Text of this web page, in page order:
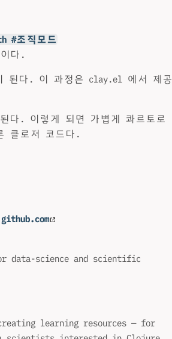
#조직모드
다.
된다. 이 과정은 clay.el 에서 제공
다. 이렇게 되면 가볍게 콰르토로
클로저 코드다.
science and scientific
learning resources — for